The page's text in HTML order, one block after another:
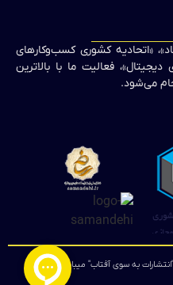
«اتحادیه کشوری کسب‌وکارهای
فعالیت ما با بالاترین
می‌شود.
به سوی آفتاب" میباشد.